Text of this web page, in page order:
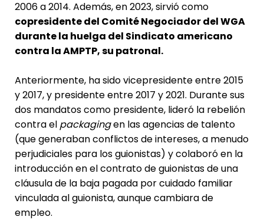
2006 a 2014. Además, en 2023, sirvió como
copresidente del Comité Negociador del WGA
durante la huelga del Sindicato americano
contra la AMPTP, su patronal.
Anteriormente, ha sido vicepresidente entre 2015
y 2017, y presidente entre 2017 y 2021. Durante sus
dos mandatos como presidente, lideró la rebelión
contra el packagingen las agencias de talento
(que generaban conflictos de intereses, a menudo
perjudiciales para los guionistas) y colaboró en la
introducción en el contrato de guionistas de una
cláusula de la baja pagada por cuidado familiar
vinculada al guionista, aunque cambiara de
empleo.